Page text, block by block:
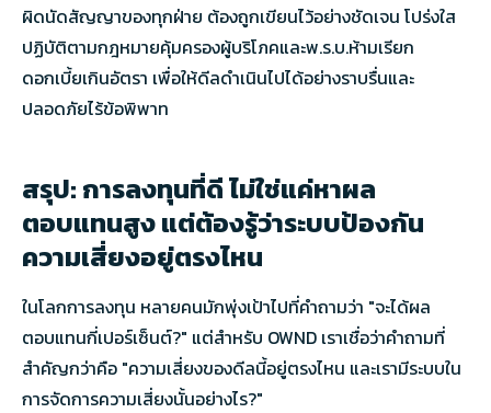
ผิดนัดสัญญาของทุกฝ่าย ต้องถูกเขียนไว้อย่างชัดเจน โปร่งใส
ปฏิบัติตามกฎหมายคุ้มครองผู้บริโภคและพ.ร.บ.ห้ามเรียก
ดอกเบี้ยเกินอัตรา เพื่อให้ดีลดำเนินไปได้อย่างราบรื่นและ
ปลอดภัยไร้ข้อพิพาท
สรุป: การลงทุนที่ดี ไม่ใช่แค่หาผล
ตอบแทนสูง แต่ต้องรู้ว่าระบบป้องกัน
ความเสี่ยงอยู่ตรงไหน
ในโลกการลงทุน หลายคนมักพุ่งเป้าไปที่คำถามว่า "จะได้ผล
ตอบแทนกี่เปอร์เซ็นต์?" แต่สำหรับ OWND เราเชื่อว่าคำถามที่
สำคัญกว่าคือ "ความเสี่ยงของดีลนี้อยู่ตรงไหน และเรามีระบบใน
การจัดการความเสี่ยงนั้นอย่างไร?"